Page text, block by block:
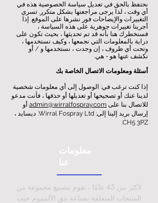
نحتفظ بالحق في تعديل سياسة الخصوصية هذه في
أي وقت ، لذا يرجى مراجعتها بشكل متكرر. تسري
التغييرات والإيضاحات فور نشرها على الموقع. إذا
أجرينا تغييرات جوهرية على هذه السياسة ،
فسنخطرك هنا بأنه قد تم تحديثها ، بحيث تكون على
دراية بالمعلومات التي نجمعها ، وكيف نستخدمها ،
وتحت أي ظروف ، إن وجدت ، نستخدمها و / أو
نكشف عنها هو - هي.
أسئلة ومعلومات الاتصال الخاصة بك
إذا كنت ترغب في: الوصول إلى أي معلومات شخصية
لدينا عنك أو تصحيحها أو تعديلها أو حذفها ، فأنت مدعو
للاتصال بنا على admin@wirralfospray.com أو
إرسال بريد إلينا إلى: Wirral Fospray Ltd. ديسايد ،
CH5 3PZ.
معلومات
عنا
لأكثر من 45 عامًا ، نقوم بتصنيع مجموعة من
المنتجات المتعلقة بصناعة بثق الألمنيوم حيث